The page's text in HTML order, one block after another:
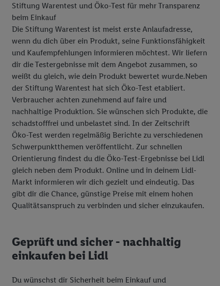
Stiftung Warentest und Öko-Test für mehr Transparenz
beim Einkauf
Die Stiftung Warentest ist meist erste Anlaufadresse,
wenn du dich über ein Produkt, seine Funktionsfähigkeit
und Kaufempfehlungen informieren möchtest. Wir liefern
dir die Testergebnisse mit dem Angebot zusammen, so
weißt du gleich, wie dein Produkt bewertet wurde.Neben
der Stiftung Warentest hat sich Öko-Test etabliert.
Verbraucher achten zunehmend auf faire und
nachhaltige Produktion. Sie wünschen sich Produkte, die
schadstofffrei und unbelastet sind. In der Zeitschrift
Öko-Test werden regelmäßig Berichte zu verschiedenen
Schwerpunktthemen veröffentlicht. Zur schnellen
Orientierung findest du die Öko-Test-Ergebnisse bei Lidl
gleich neben dem Produkt. Online und in deinem Lidl-
Markt informieren wir dich gezielt und eindeutig. Das
gibt dir die Chance, günstige Preise mit einem hohen
Qualitätsanspruch zu verbinden und sicher einzukaufen.
Geprüft und sicher - nachhaltig
einkaufen bei Lidl
Du wünschst dir Sicherheit beim Einkauf und